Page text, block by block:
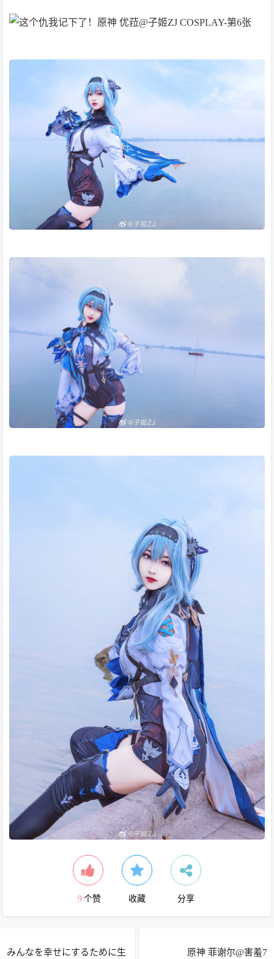
9 个赞 收藏 分享
みんなを幸せにするために生 原神 菲谢尔@害羞7